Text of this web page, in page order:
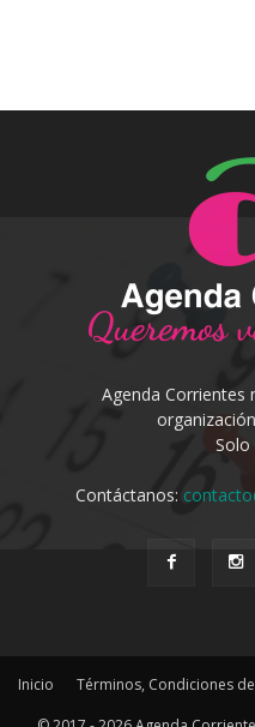
Agenda Corrientes
Solo
Contáctanos:
Inicio Términos, Condiciones